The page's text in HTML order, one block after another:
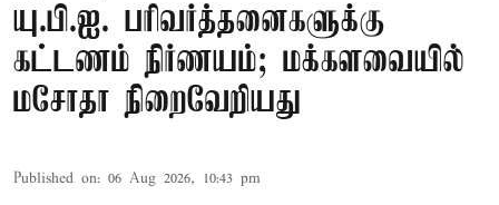
யு.பி.ஐ. பரிவர்த்தனைகளுக்கு
கட்டணம் நிர்ணயம்; மக்களவையில்
மசோதா நிறைவேறியது
Published on: 06 Aug 2026, 10:43 pm